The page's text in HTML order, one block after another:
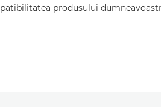
produsului